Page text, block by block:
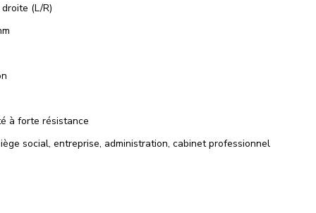
(L/R)
à forte résistance
social, entreprise, administration, cabinet professionnel